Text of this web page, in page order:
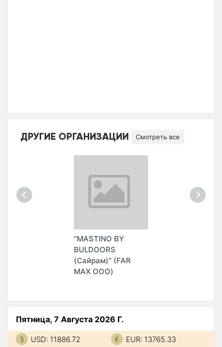
ДРУГИЕ ОРГАНИЗАЦИИ Смотреть все
"MASTINO BY
BULDOORS
(Сайрам)" (FAR
MAX ООО)
Пятница, 7 Августа 2026 Г.
USD: 11886.72 EUR: 13765.33